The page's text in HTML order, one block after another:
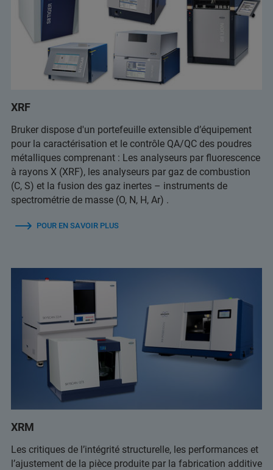
XRF
Bruker dispose d'un portefeuille extensible d’équipement
pour la caractérisation et le contrôle QA/QC des poudres
métalliques comprenant : Les analyseurs par fluorescence
à rayons X (XRF), les analyseurs par gaz de combustion
(C, S) et la fusion des gaz inertes – instruments de
spectrométrie de masse (O, N, H, Ar) .
POUR EN SAVOIR PLUS
XRM
Les critiques de l’intégrité structurelle, les performances et
l’ajustement de la pièce produite par la fabrication additive